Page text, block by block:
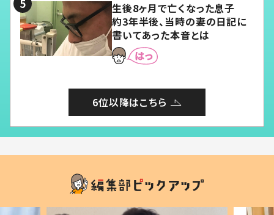
生後8ヶ月で亡くなった息子
約3年半後、当時の妻の日記に
書いてあった本音とは
6位以降はこちら